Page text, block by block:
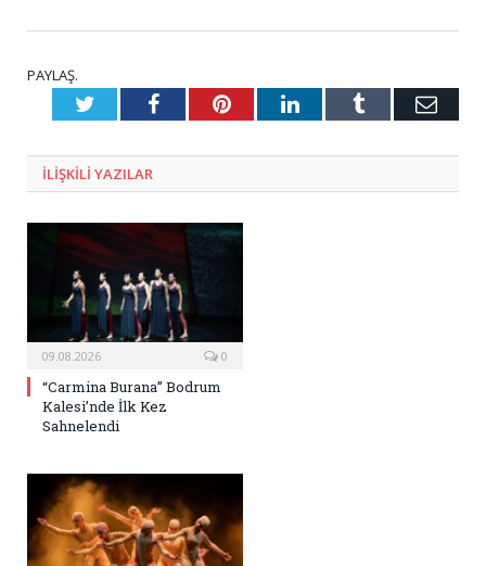
PAYLAŞ.
TwitterFacebookPinterestLinkedInTumblr E-
ILIŞKILI YAZILAR
09.08.2026 0
“Carmina Burana” Bodrum
Kalesi’nde İlk Kez
Sahnelendi